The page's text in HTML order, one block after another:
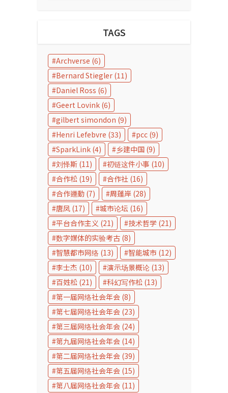
TAGS
Archverse (6)
Bernard Stiegler (11)
Daniel Ross (6)
Geert Lovink (6)
gilbert simondon (9)
Henri Lefebvre (33) pcc (9)
SparkLink (4) 乡建中国 (9)
刘怿斯 (11) 初链这件小事 (10)
合作松 (19) 合作社 (16)
合作運動 (7) 周蓬岸 (28)
唐凤 (17) 城市论坛 (16)
平台合作主义 (21) 技术哲学 (21)
数字媒体的实验考古 (8)
智慧都市网络 (13) 智能城市 (12)
李士杰 (10) 演示场景概论 (13)
百姓松 (21) 科幻写作松 (13)
第一届网络社会年会 (8)
第七届网络社会年会 (23)
第三届网络社会年会 (24)
第九届网络社会年会 (14)
第二届网络社会年会 (39)
第五届网络社会年会 (15)
第八届网络社会年会 (11)